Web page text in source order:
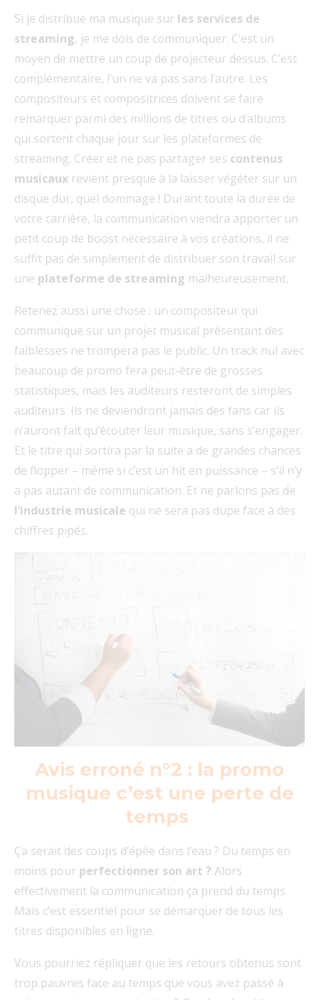
Si je distribue ma musique sur les services de
streaming, je me dois de communiquer. C’est un
moyen de mettre un coup de projecteur dessus. C’est
complémentaire, l’un ne va pas sans l’autre. Les
compositeurs et compositrices doivent se faire
remarquer parmi des millions de titres ou d’albums
qui sortent chaque jour sur les plateformes de
streaming. Créer et ne pas partager ses contenus
musicaux revient presque à la laisser végéter sur un
disque dur, quel dommage ! Durant toute la durée de
votre carrière, la communication viendra apporter un
petit coup de boost nécessaire à vos créations, il ne
suffit pas de simplement de distribuer son travail sur
une plateforme de streaming malheureusement.
Retenez aussi une chose : un compositeur qui
communique sur un projet musical présentant des
faiblesses ne trompera pas le public. Un track nul avec
beaucoup de promo fera peut-être de grosses
statistiques, mais les auditeurs resteront de simples
auditeurs. Ils ne deviendront jamais des fans car ils
n’auront fait qu’écouter leur musique, sans s’engager.
Et le titre qui sortira par la suite a de grandes chances
de flopper – même si c’est un hit en puissance – s’il n’y
a pas autant de communication. Et ne parlons pas de
l’industrie musicale qui ne sera pas dupe face à des
chiffres pipés.
Avis erroné n°2 : la promo
musique c’est une perte de
temps
Ça serait des coups d’épée dans l’eau ? Du temps en
moins pour perfectionner son art ? Alors
effectivement la communication ça prend du temps.
Mais c’est essentiel pour se démarquer de tous les
titres disponibles en ligne.
Vous pourriez répliquer que les retours obtenus sont
trop pauvres face au temps que vous avez passé à